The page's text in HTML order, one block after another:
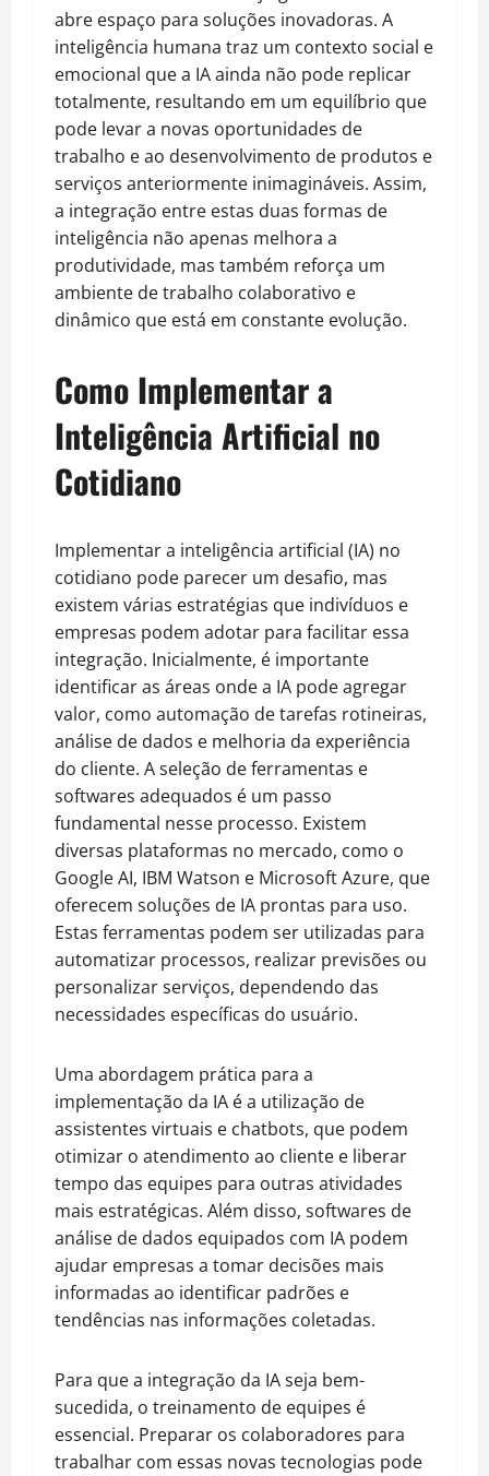
abre espaço para soluções inovadoras. A
inteligência humana traz um contexto social e
emocional que a IA ainda não pode replicar
totalmente, resultando em um equilíbrio que
pode levar a novas oportunidades de
trabalho e ao desenvolvimento de produtos e
serviços anteriormente inimagináveis. Assim,
a integração entre estas duas formas de
inteligência não apenas melhora a
produtividade, mas também reforça um
ambiente de trabalho colaborativo e
dinâmico que está em constante evolução.
Como Implementar a
Inteligência Artificial no
Cotidiano
Implementar a inteligência artificial (IA) no
cotidiano pode parecer um desafio, mas
existem várias estratégias que indivíduos e
empresas podem adotar para facilitar essa
integração. Inicialmente, é importante
identificar as áreas onde a IA pode agregar
valor, como automação de tarefas rotineiras,
análise de dados e melhoria da experiência
do cliente. A seleção de ferramentas e
softwares adequados é um passo
fundamental nesse processo. Existem
diversas plataformas no mercado, como o
Google AI, IBM Watson e Microsoft Azure, que
oferecem soluções de IA prontas para uso.
Estas ferramentas podem ser utilizadas para
automatizar processos, realizar previsões ou
personalizar serviços, dependendo das
necessidades específicas do usuário.
Uma abordagem prática para a
implementação da IA é a utilização de
assistentes virtuais e chatbots, que podem
otimizar o atendimento ao cliente e liberar
tempo das equipes para outras atividades
mais estratégicas. Além disso, softwares de
análise de dados equipados com IA podem
ajudar empresas a tomar decisões mais
informadas ao identificar padrões e
tendências nas informações coletadas.
Para que a integração da IA seja bem-
sucedida, o treinamento de equipes é
essencial. Preparar os colaboradores para
trabalhar com essas novas tecnologias pode